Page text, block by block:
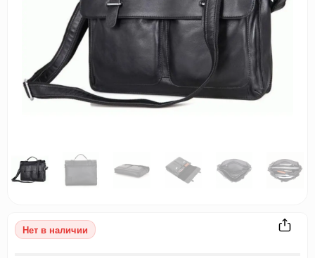
Нет в наличии